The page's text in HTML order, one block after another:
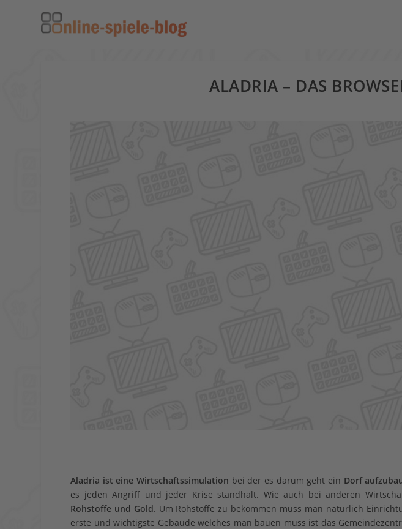
ALADRIA – DAS
Aladria ist eine Wirtschaftssimulation bei der es darum geht ein Dorf
es jeden Angriff und jeder Krise standhält. Wie auch bei anderen
Rohstoffe und Gold. Um Rohstoffe zu bekommen muss man natürlich
erste und wichtigste Gebäude welches man bauen muss ist das